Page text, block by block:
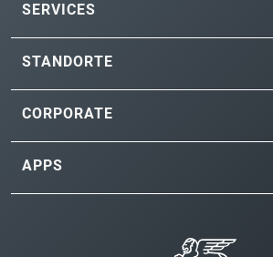
SERVICES
STANDORTE
CORPORATE
APPS